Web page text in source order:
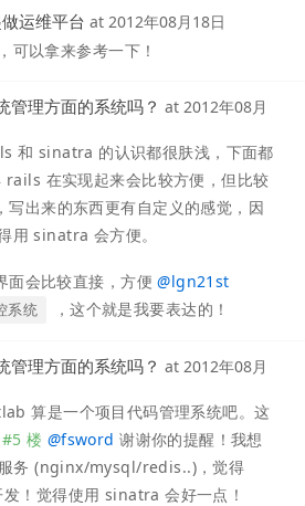
运维平台 at 2012年08月18日
可以拿来参考一下！
管理方面的系统吗？ at 2012年08月
和 sinatra 的认识都很肤浅，下面都
rails 在实现起来会比较方便，但比较
出来的东西更有自定义的感觉，因
用 sinatra 会方便。
面会比较直接，方便@lgn21st
系统 ，这个就是我要表达的！
管理方面的系统吗？ at 2012年08月
算是一个项目代码管理系统吧。这
#5 楼 @fsword 谢谢你的提醒！我想
务 (nginx/mysql/redis..)，觉得
！觉得使用 sinatra 会好一点！